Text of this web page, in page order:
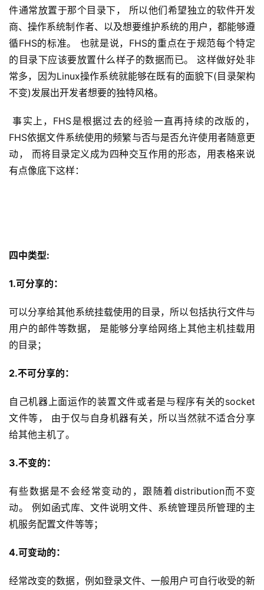
件通常放置于那个目录下， 所以他们希望独立的软件开发
商、操作系统制作者、以及想要维护系统的用户，都能够遵
循FHS的标准。 也就是说，FHS的重点在于规范每个特定
的目录下应该要放置什么样子的数据而已。 这样做好处非
常多，因为Linux操作系统就能够在既有的面貌下(目录架构
不变)发展出开发者想要的独特风格。
事实上，FHS是根据过去的经验一直再持续的改版的，
FHS依据文件系统使用的频繁与否与是否允许使用者随意更
动， 而将目录定义成为四种交互作用的形态，用表格来说
有点像底下这样：
四中类型:
1.可分享的：
可以分享给其他系统挂载使用的目录，所以包括执行文件与
用户的邮件等数据， 是能够分享给网络上其他主机挂载用
的目录；
2.不可分享的：
自己机器上面运作的装置文件或者是与程序有关的socket
文件等， 由于仅与自身机器有关，所以当然就不适合分享
给其他主机了。
3.不变的：
有些数据是不会经常变动的，跟随着distribution而不变
动。 例如函式库、文件说明文件、系统管理员所管理的主
机服务配置文件等等；
4.可变动的：
经常改变的数据，例如登录文件、一般用户可自行收受的新